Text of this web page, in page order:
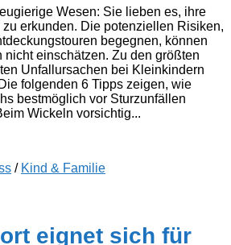
Wesen: Sie lieben es, ihre
erkunden. Die potenziellen Risiken,
begegnen, können
einschätzen. Zu den größten
Unfallursachen bei Kleinkindern
folgenden 6 Tipps zeigen, wie
bestmöglich vor Sturzunfällen
Wickeln vorsichtig...
/ Kind & Familie
eignet sich für